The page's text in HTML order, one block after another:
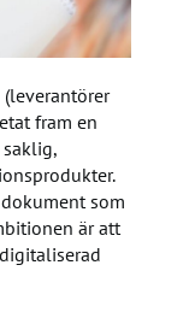
(leverantörer
fram en
som
är att